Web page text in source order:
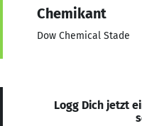
Chemikant
Dow Chemical Stade
Logg Dich jetzt